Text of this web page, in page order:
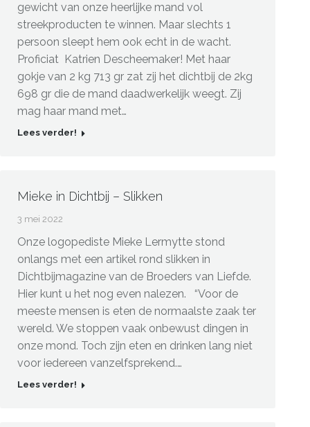
gewicht van onze heerlijke mand vol
streekproducten te winnen. Maar slechts 1
persoon sleept hem ook echt in de wacht.
Proficiat Katrien Descheemaker! Met haar
gokje van 2 kg 713 gr zat zij het dichtbij de 2kg
698 gr die de mand daadwerkelijk weegt. Zij
mag haar mand met…
Lees verder!
Mieke in Dichtbij – Slikken
3 mei 2022
Onze logopediste Mieke Lermytte stond
onlangs met een artikel rond slikken in
Dichtbijmagazine van de Broeders van Liefde.
Hier kunt u het nog even nalezen. “Voor de
meeste mensen is eten de normaalste zaak ter
wereld. We stoppen vaak onbewust dingen in
onze mond. Toch zijn eten en drinken lang niet
voor iedereen vanzelfsprekend.…
Lees verder!